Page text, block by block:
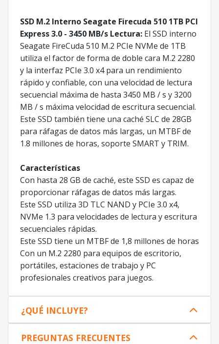
SSD M.2 Interno Seagate Firecuda 510 1TB PCI
Express 3.0 - 3450 MB/s Lectura: El SSD interno
Seagate FireCuda 510 M.2 PCIe NVMe de 1TB
utiliza el factor de forma de doble cara M.2 2280
y la interfaz PCIe 3.0 x4 para un rendimiento
rápido y confiable, con una velocidad de lectura
secuencial máxima de hasta 3450 MB / s y 3200
MB / s máxima velocidad de escritura secuencial.
Este SSD también tiene una caché SLC de 28GB
para ráfagas de datos más largas, un MTBF de
1.8 millones de horas, soporte SMART y TRIM.
Características
Con hasta 28 GB de caché, este SSD es capaz de
proporcionar ráfagas de datos más largas.
Este SSD utiliza 3D TLC NAND y PCIe 3.0 x4,
NVMe 1.3 para velocidades de lectura y escritura
secuenciales rápidas.
Este SSD tiene un MTBF de 1,8 millones de horas
Con un M.2 2280 para equipos de escritorio,
portátiles, estaciones de trabajo y PC
profesionales creativos para juegos.
¿QUÉ INCLUYE?
PREGUNTAS FRECUENTES